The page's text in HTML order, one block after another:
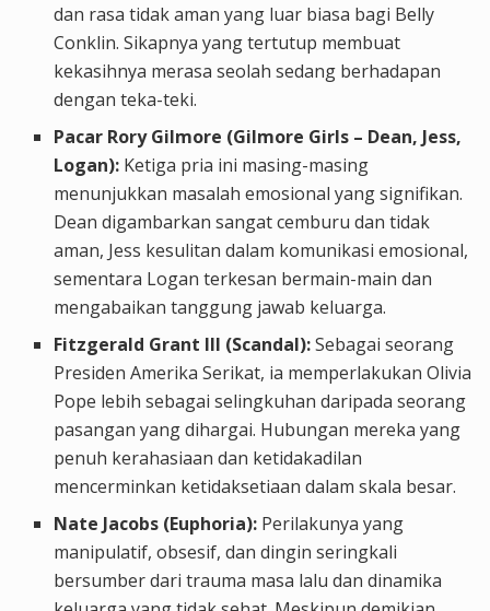
dan rasa tidak aman yang luar biasa bagi Belly
Conklin. Sikapnya yang tertutup membuat
kekasihnya merasa seolah sedang berhadapan
dengan teka-teki.
Pacar Rory Gilmore (Gilmore Girls – Dean, Jess,
Logan): Ketiga pria ini masing-masing
menunjukkan masalah emosional yang signifikan.
Dean digambarkan sangat cemburu dan tidak
aman, Jess kesulitan dalam komunikasi emosional,
sementara Logan terkesan bermain-main dan
mengabaikan tanggung jawab keluarga.
Fitzgerald Grant III (Scandal):Sebagai seorang
Presiden Amerika Serikat, ia memperlakukan Olivia
Pope lebih sebagai selingkuhan daripada seorang
pasangan yang dihargai. Hubungan mereka yang
penuh kerahasiaan dan ketidakadilan
mencerminkan ketidaksetiaan dalam skala besar.
Nate Jacobs (Euphoria): Perilakunya yang
manipulatif, obsesif, dan dingin seringkali
bersumber dari trauma masa lalu dan dinamika